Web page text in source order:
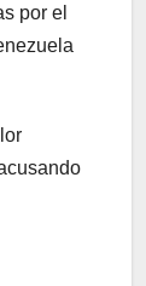
por el